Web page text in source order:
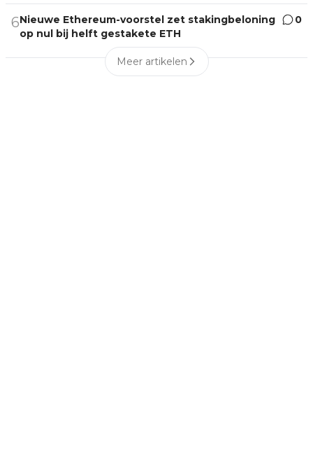
6Nieuwe Ethereum-voorstel zet stakingbeloning
op nul bij helft gestakete ETH
0
Meer artikelen